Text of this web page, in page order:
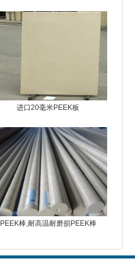
进口20毫米PEEK板
PEEK棒,耐高温耐磨损PEEK棒